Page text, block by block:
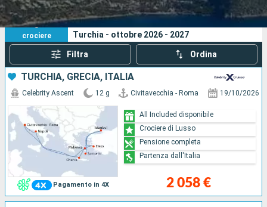
Porti Compagnie
Ricerca
5
crociere
I tuoi criteri di ricerca:
Turchia - ottobre 2026 - 2027
Filtra Ordina
TURCHIA, GRECIA, ITALIA
Pagamento in 4X
Celebrity Ascent 12 g Civitavecchia - Roma 19/10/2026
2 058 €
All Included disponibile
Crociere di Lusso
Pensione completa
Partenza dall'Italia